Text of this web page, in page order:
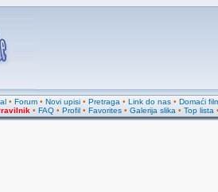
• Forum• Novi upisi• Pretraga • Link do nas• Domaći
• FAQ • Profil • Favorites • Galerija slika • Top lista